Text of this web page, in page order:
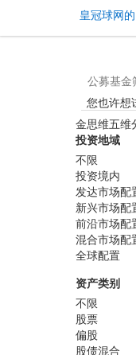
基金筛选
皇冠球网
公募基金
您也许想
金思维五维
投资地域
不限
投资境内
发达市场配
新兴市场配
前沿市场配
混合市场配
全球配置
资产类别
不限
股票
偏股
股债混合